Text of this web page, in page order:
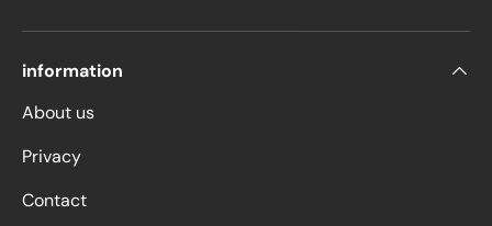
information
About us
Privacy
Contact